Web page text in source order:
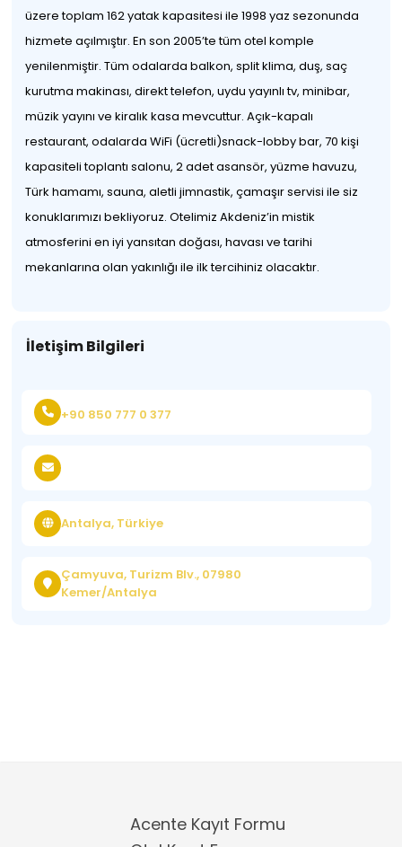
üzere toplam 162 yatak kapasitesi ile 1998 yaz sezonunda
hizmete açılmıştır. En son 2005’te tüm otel komple
yenilenmiştir. Tüm odalarda balkon, split klima, duş, saç
kurutma makinası, direkt telefon, uydu yayınlı tv, minibar,
müzik yayını ve kiralık kasa mevcuttur. Açık-kapalı
restaurant, odalarda WiFi (ücretli)snack-lobby bar, 70 kişi
kapasiteli toplantı salonu, 2 adet asansör, yüzme havuzu,
Türk hamamı, sauna, aletli jimnastik, çamaşır servisi ile siz
konuklarımızı bekliyoruz. Otelimiz Akdeniz’in mistik
atmosferini en iyi yansıtan doğası, havası ve tarihi
mekanlarına olan yakınlığı ile ilk tercihiniz olacaktır.
İletişim Bilgileri
+90 850 777 0 377
Antalya, Türkiye
Çamyuva, Turizm Blv., 07980
Kemer/Antalya
Acente Kayıt Formu